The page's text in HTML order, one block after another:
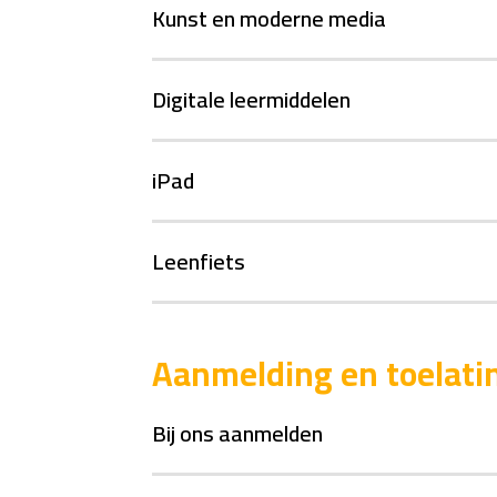
Kunst en moderne media
Digitale leermiddelen
iPad
Leenfiets
Aanmelding en
Bij ons aanmelden